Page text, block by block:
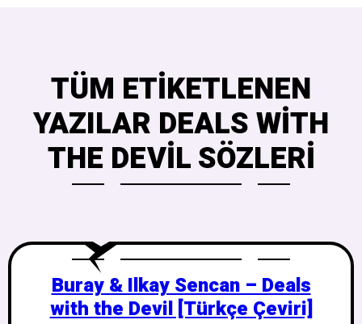
TÜM ETIKETLENEN
YAZILAR DEALS WITH
THE DEVIL SÖZLERI
Buray & Ilkay Sencan – Deals
with the Devil [Türkçe Çeviri]